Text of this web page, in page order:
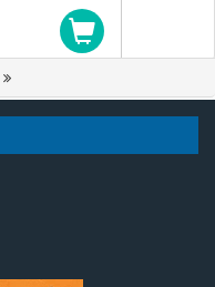
Купить